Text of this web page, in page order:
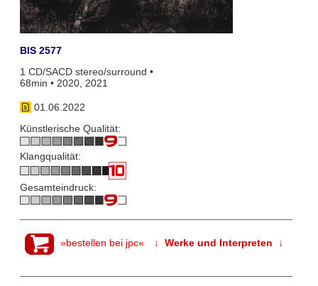
BIS 2577
1 CD/SACD stereo/surround •
68min • 2020, 2021
01.06.2022
Künstlerische Qualität:
Klangqualität:
Gesamteindruck:
»bestellen bei jpc« ↓ Werke und Interpreten ↓